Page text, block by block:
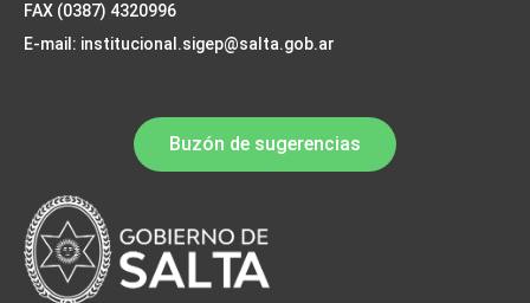
FAX (0387) 4320996
E-mail: institucional.sigep@salta.gob.ar
Buzón de sugerencias